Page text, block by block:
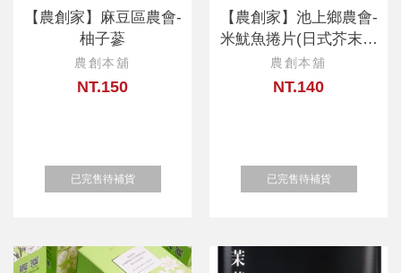
【農創家】麻豆區農會-
柚子蔘
農創本舖
NT.150
已完售待補貨
【農創家】池上鄉農會-
米魷魚捲片(日式芥末口
味)
農創本舖
NT.140
已完售待補貨